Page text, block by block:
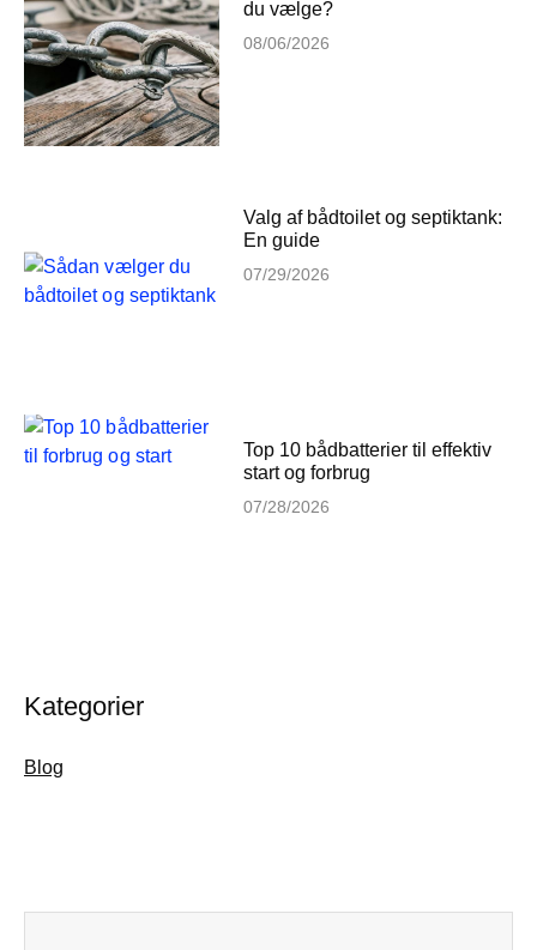
du vælge?
08/06/2026
Valg af bådtoilet og septiktank:
En guide
07/29/2026
Top 10 bådbatterier til effektiv
start og forbrug
07/28/2026
Kategorier
Blog